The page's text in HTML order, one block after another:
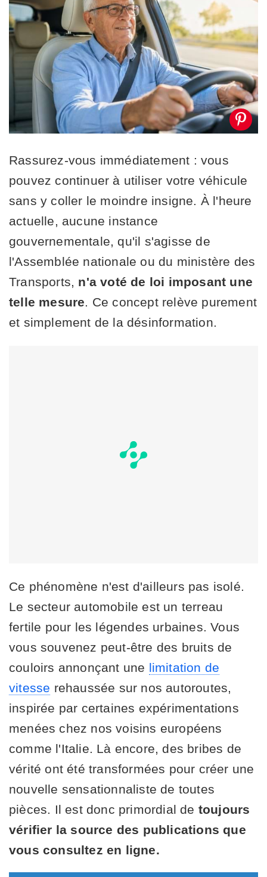
Rassurez-vous immédiatement : vous
pouvez continuer à utiliser votre véhicule
sans y coller le moindre insigne. À l'heure
actuelle, aucune instance
gouvernementale, qu'il s'agisse de
l'Assemblée nationale ou du ministère des
Transports, n'a voté de loi imposant une
telle mesure. Ce concept relève purement
et simplement de la désinformation.
Ce phénomène n'est d'ailleurs pas isolé.
Le secteur automobile est un terreau
fertile pour les légendes urbaines. Vous
vous souvenez peut-être des bruits de
couloirs annonçant une limitation de
vitesse rehaussée sur nos autoroutes,
inspirée par certaines expérimentations
menées chez nos voisins européens
comme l'Italie. Là encore, des bribes de
vérité ont été transformées pour créer une
nouvelle sensationnaliste de toutes
pièces. Il est donc primordial de toujours
vérifier la source des publications que
vous consultez en ligne.